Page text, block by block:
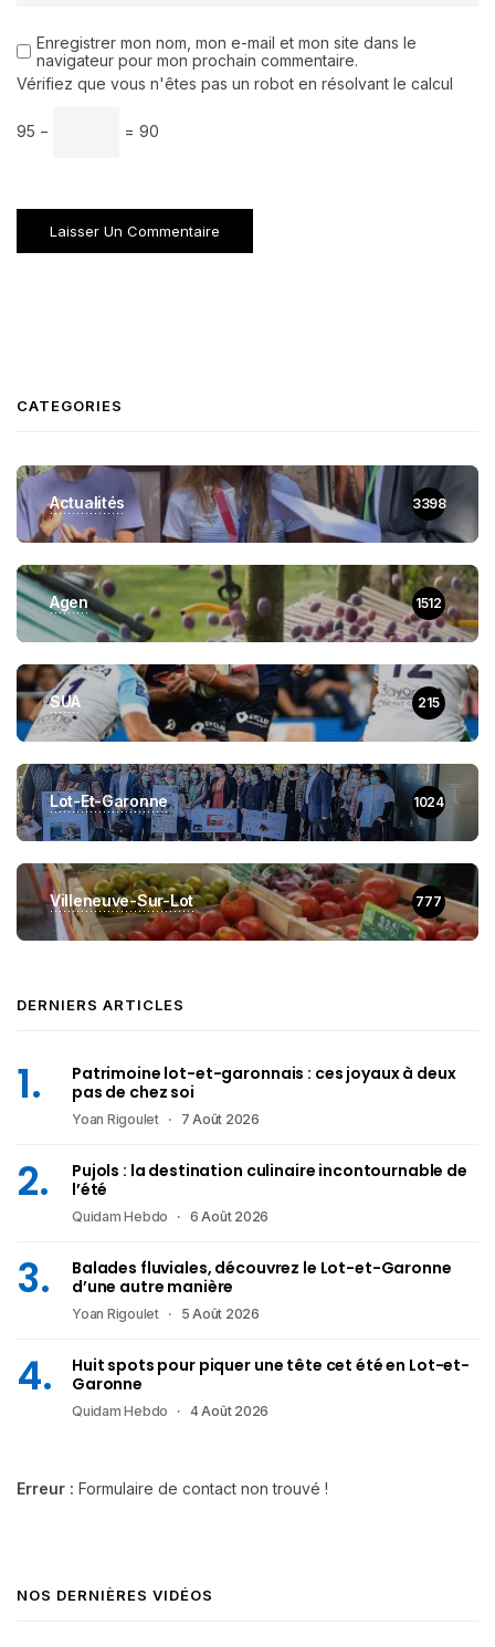
Enregistrer mon nom, mon e-mail et mon site dans le
navigateur pour mon prochain commentaire.
Vérifiez que vous n'êtes pas un robot en résolvant le calcul
95 − = 90
CATEGORIES
Actualités 3398
Agen 1512
SUA 215
Lot-Et-Garonne 1024
Villeneuve-Sur-Lot 777
DERNIERS ARTICLES
Patrimoine lot-et-garonnais : ces joyaux à deux
pas de chez soi
Yoan Rigoulet 7 Août 2026
Pujols : la destination culinaire incontournable de
l’été
Quidam Hebdo 6 Août 2026
Balades fluviales, découvrez le Lot-et-Garonne
d’une autre manière
Yoan Rigoulet 5 Août 2026
Huit spots pour piquer une tête cet été en Lot-et-
Garonne
Quidam Hebdo 4 Août 2026
Erreur : Formulaire de contact non trouvé !
NOS DERNIÈRES VIDÉOS